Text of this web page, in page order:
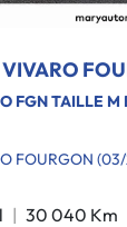
FGN TAILLE M
FOURGON
30 040 Km